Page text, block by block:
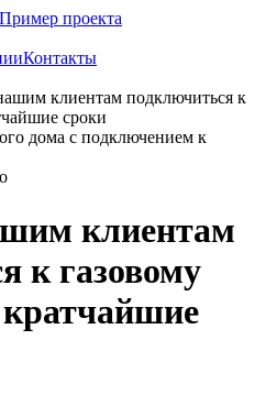
Пример проекта
Контакты
клиентам подключиться к
сроки
клиентам
к газовому